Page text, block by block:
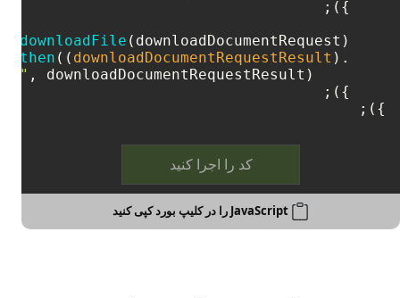
downloadFile
    .
then ( ( downloadDocumentRequestResult ) =>
"
});
کد را اجرا کنید
JavaScript را در کلیپ بورد کپی کنید